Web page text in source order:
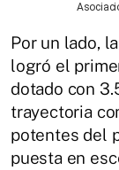
Por un lado, la
logró el
dotado con
trayectoria
potentes del
puesta en